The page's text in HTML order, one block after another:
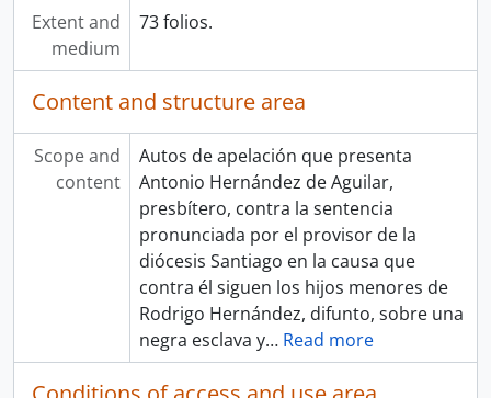
Extent and
medium
73 folios.
Content and structure area
Scope and
content
Autos de apelación que presenta
Antonio Hernández de Aguilar,
presbítero, contra la sentencia
pronunciada por el provisor de la
diócesis Santiago en la causa que
contra él siguen los hijos menores de
Rodrigo Hernández, difunto, sobre una
negra esclava y… Read more